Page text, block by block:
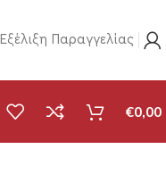
Εξέλιξη Παραγγελίας
€0,00